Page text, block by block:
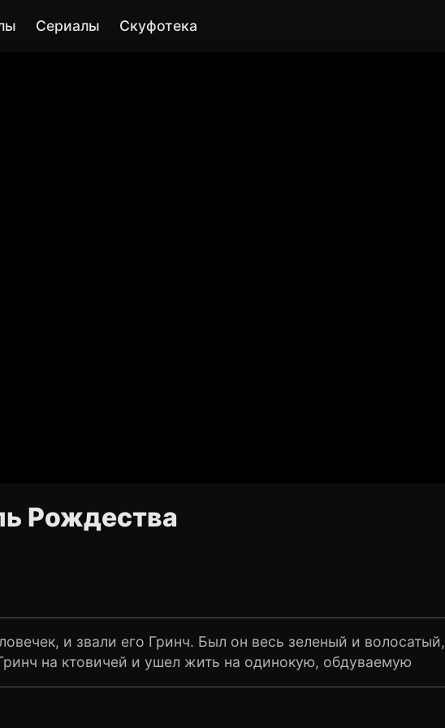
Сериалы Скуфотека
Рождества
и звали его Гринч. Был он весь зеленый и волосатый,
на ктовичей и ушел жить на одинокую, обдуваемую